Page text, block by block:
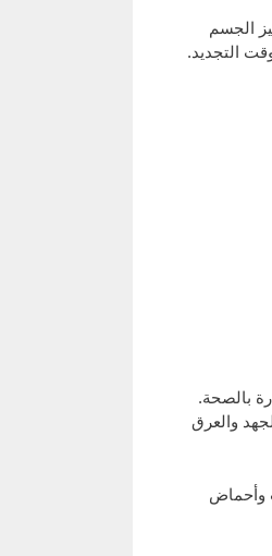
الجسم
التجديد.
بالصحة.
والعرق
وأحماض